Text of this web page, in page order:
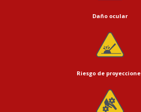
Daño ocular
Riesgo de